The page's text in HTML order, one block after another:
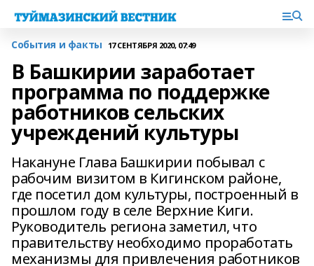
События и факты 17 СЕНТЯБРЯ 2020, 07:49
В Башкирии заработает
программа по поддержке
работников сельских
учреждений культуры
Накануне Глава Башкирии побывал с
рабочим визитом в Кигинском районе,
где посетил дом культуры, построенный в
прошлом году в селе Верхние Киги.
Руководитель региона заметил, что
правительству необходимо проработать
механизмы для привлечения работников